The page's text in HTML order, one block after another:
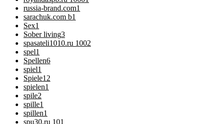
russia-brand.com1
sarachuk.com b1
Sex1
Sober living3
spasateli1010.ru 1002
spel1
Spellen6
spiel1
Spiele12
spielen1
spile2
spille1
spillen1
spu30.ru 101